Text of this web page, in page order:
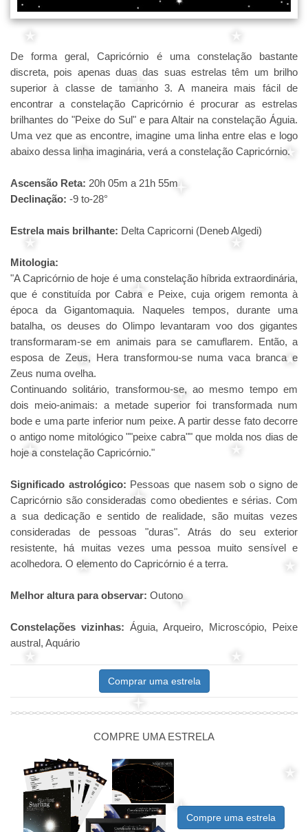
De forma geral, Capricórnio é uma constelação bastante
discreta, pois apenas duas das suas estrelas têm um brilho
superior à classe de tamanho 3. A maneira mais fácil de
encontrar a constelação Capricórnio é procurar as estrelas
brilhantes do "Peixe do Sul" e para Altair na constelação Águia.
Uma vez que as encontre, imagine uma linha entre elas e logo
abaixo dessa linha imaginária, verá a constelação Capricórnio.
Ascensão Reta: 20h 05m a 21h 55m
Declinação: -9 to-28°
Estrela mais brilhante: Delta Capricorni (Deneb Algedi)
Mitologia:
"A Capricórnio de hoje é uma constelação híbrida extraordinária,
que é constituída por Cabra e Peixe, cuja origem remonta à
época da Gigantomaquia. Naqueles tempos, durante uma
batalha, os deuses do Olimpo levantaram voo dos gigantes
transformaram-se em animais para se camuflarem. Então, a
esposa de Zeus, Hera transformou-se numa vaca branca e
Zeus numa ovelha.
Continuando solitário, transformou-se, ao mesmo tempo em
dois meio-animais: a metade superior foi transformada num
bode e uma parte inferior num peixe. A partir desse fato decorre
o antigo nome mitológico ""peixe cabra"" que molda nos dias de
hoje a constelação Capricórnio."
Significado astrológico: Pessoas que nasem sob o signo de
Capricórnio são consideradas como obedientes e sérias. Com
a sua dedicação e sentido de realidade, são muitas vezes
consideradas de pessoas "duras". Atrás do seu exterior
resistente, há muitas vezes uma pessoa muito sensível e
acolhedora. O elemento do Capricórnio é a terra.
Melhor altura para observar: Outono
Constelações vizinhas: Águia, Arqueiro, Microscópio, Peixe
austral, Aquário
Comprar uma estrela
COMPRE UMA ESTRELA
Compre uma estrela